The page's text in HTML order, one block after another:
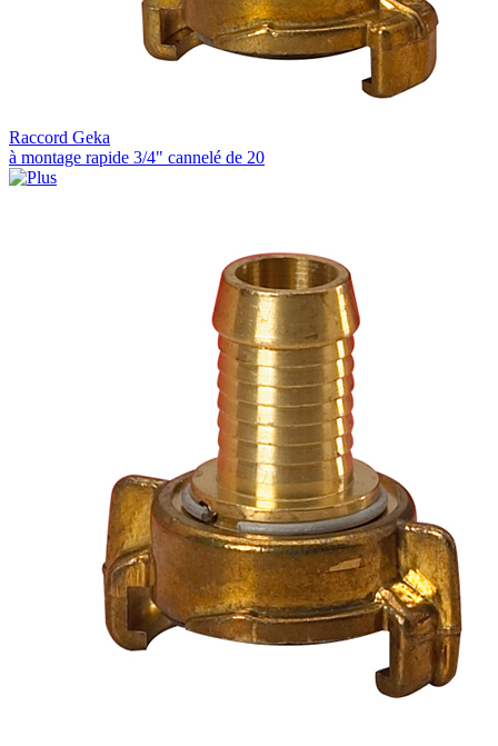
Raccord Geka
à montage rapide 3/4" cannelé de 20